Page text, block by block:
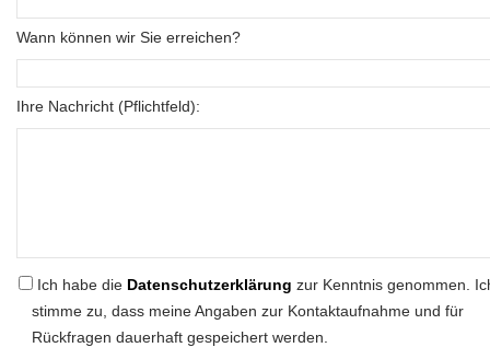
Wann können wir Sie erreichen?
Ihre Nachricht (Pflichtfeld):
Ich habe die Datenschutzerklärung zur Kenntnis genommen.
stimme zu, dass meine Angaben zur Kontaktaufnahme und für
Rückfragen dauerhaft gespeichert werden.